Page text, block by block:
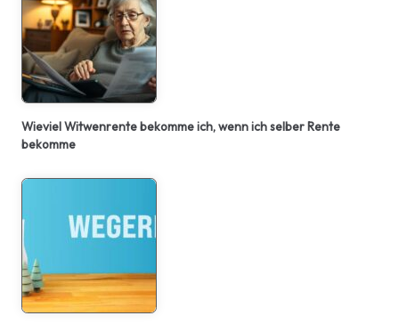
Wieviel Witwenrente bekomme ich, wenn ich selber Rente
bekomme